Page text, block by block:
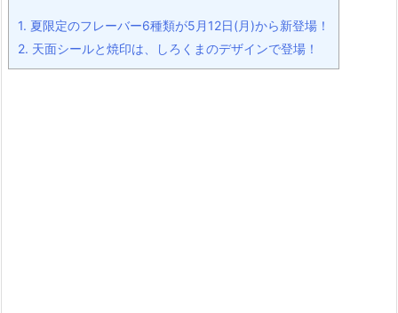
1. 夏限定のフレーバー6種類が5月12日(月)から新登場！
2. 天面シールと焼印は、しろくまのデザインで登場！